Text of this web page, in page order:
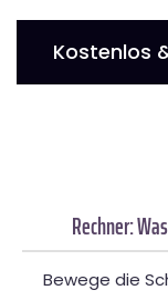
Kostenlos
Rechner:
Bewege die